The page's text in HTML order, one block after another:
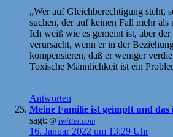
„Wer auf Gleichberechtigung steht,
suchen, der auf keinen Fall mehr als
Ich weiß wie es gemeint ist, aber
verursacht, wenn er in der
kompensieren, daß er weniger
Toxische Männlichkeit ist ein
Antworten
Meine Familie ist geimpft und das
sagt: @ twitter.com
16. Januar 2022 um 13:29 Uhr